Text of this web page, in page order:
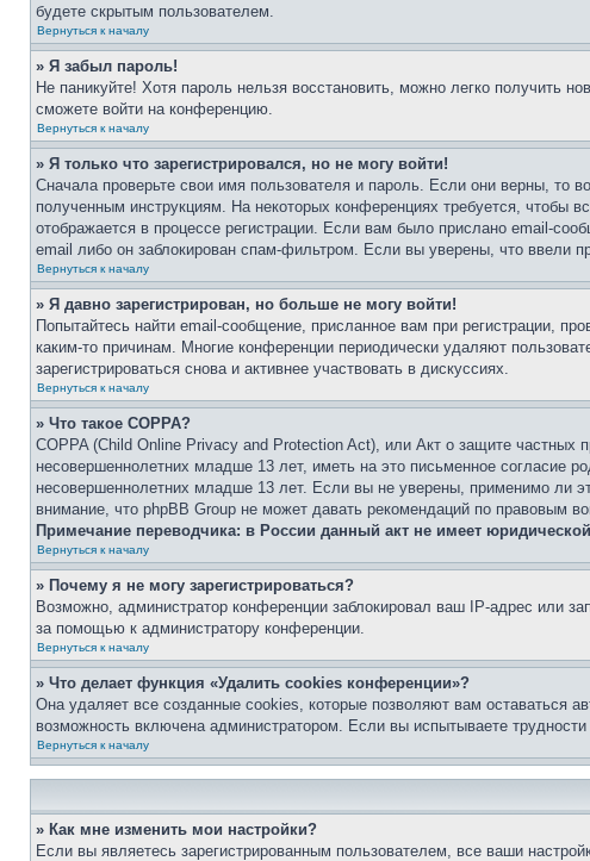
будете скрытым пользователем.
Вернуться к началу
» Я забыл пароль!
Не паникуйте! Хотя пароль нельзя восстановить, можно легко получить
сможете войти на конференцию.
Вернуться к началу
» Я только что зарегистрировался, но не могу войти!
Сначала проверьте свои имя пользователя и пароль. Если они верны, то
полученным инструкциям. На некоторых конференциях требуется, чтобы
отображается в процессе регистрации. Если вам было прислано email-
email либо он заблокирован спам-фильтром. Если вы уверены, что ввели
Вернуться к началу
» Я давно зарегистрирован, но больше не могу войти!
Попытайтесь найти email-сообщение, присланное вам при регистрации,
каким-то причинам. Многие конференции периодически удаляют
зарегистрироваться снова и активнее участвовать в дискуссиях.
Вернуться к началу
» Что такое COPPA?
COPPA (Child Online Privacy and Protection Act), или Акт о защите частных
несовершеннолетних младше 13 лет, иметь на это письменное согласие
несовершеннолетних младше 13 лет. Если вы не уверены, применимо ли
внимание, что phpBB Group не может давать рекомендаций по правовым
Примечание переводчика: в России данный акт не имеет
Вернуться к началу
» Почему я не могу зарегистрироваться?
Возможно, администратор конференции заблокировал ваш IP-адрес или
за помощью к администратору конференции.
Вернуться к началу
» Что делает функция «Удалить cookies конференции»?
Она удаляет все созданные cookies, которые позволяют вам оставаться
возможность включена администратором. Если вы испытываете
Вернуться к началу
» Как мне изменить мои настройки?
Если вы являетесь зарегистрированным пользователем, все ваши